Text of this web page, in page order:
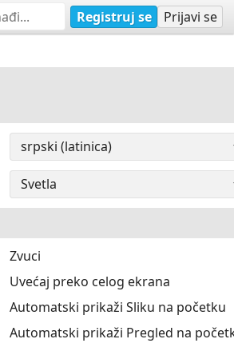
Registruj se Prijavi se
Zvuci
Uvećaj preko celog ekrana
Automatski prikaži Sliku na početku
Automatski prikaži Pregled na